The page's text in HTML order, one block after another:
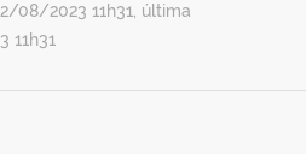
08/2023 11h31, última
11h31